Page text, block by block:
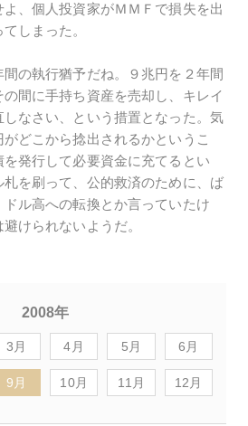
、個人投資家がＭＭＦで損失を出
しまった。
間の執行猶予だね。９兆円を２年間
間に手持ち資産を売却し、キレイ
なさい、という措置となった。気
どこから捻出されるかというこ
発行して必要資金に充てるとい
を刷って、公的救済のために、ば
ル高への転換とか言っていたけ
けられないようだ。
2008年
3月 4月 5月 6月
9月 10月 11月 12月